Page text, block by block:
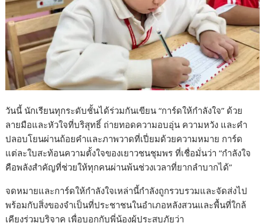
วันนี้ นักเรียนทุกระดับชั้นได้ร่วมกันเขียน “การ์ดให้กำลังใจ” ด้วย
ลายมือและหัวใจที่บริสุทธิ์ ถ่ายทอดความอบอุ่น ความหวัง และคำ
ปลอบโยนผ่านถ้อยคำและภาพวาดที่เปี่ยมด้วยความหมาย การ์ด
แต่ละใบสะท้อนความตั้งใจของเยาวชนชุมพร ที่เชื่อมั่นว่า “กำลังใจ
คือพลังสำคัญที่ช่วยให้ทุกคนผ่านพ้นช่วงเวลาที่ยากลำบากได้”
จดหมายและการ์ดให้กำลังใจเหล่านี้กำลังถูกรวบรวมและจัดส่งไป
พร้อมกับสิ่งของจำเป็นที่ประชาชนในอำเภอหลังสวนและพื้นที่ใกล้
เคียงร่วมบริจาค เพื่อบอกกับพี่น้องผู้ประสบภัยว่า